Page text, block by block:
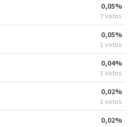
0,05%
7 votos
0,05%
1 votos
0,04%
1 votos
0,02%
1 votos
0,02%